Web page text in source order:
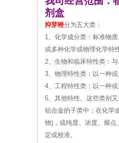
剂盒
抑芽唑分为五大类：
1、化学成分类：标准物
或多种化学或物理化学特
2、生物和临床特性类：
3、物理特性类：以一种
4、工程特性类：以一种
5、其他特性。这些类别
铝合金的子类中；在化学
物)，或纯度、浓度、熔
定或校准。